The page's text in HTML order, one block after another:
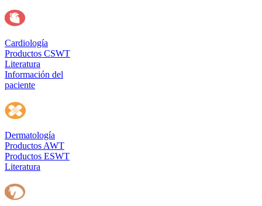
Cardiología
Productos CSWT
Literatura
Información del
paciente
Dermatología
Productos AWT
Productos ESWT
Literatura